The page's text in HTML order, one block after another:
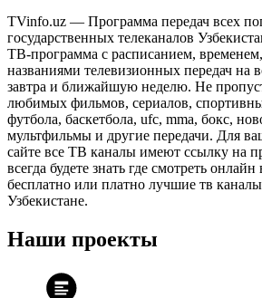
TVinfo.uz — Программа передач всех
государственных телеканалов
ТВ-программа с расписанием,
названиями телевизионных передач на
завтра и ближайшую неделю. Не
любимых фильмов, сериалов,
футбола, баскетбола, ufc, mma, бокс,
мультфильмы и другие передачи. Для
сайте все ТВ каналы имеют ссылку на
всегда будете знать где смотреть
бесплатно или платно лучшие тв
Узбекистане.
Наши проекты